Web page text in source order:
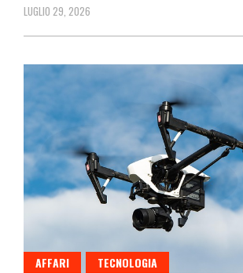
LUGLIO 29, 2026
AFFARI TECNOLOGIA